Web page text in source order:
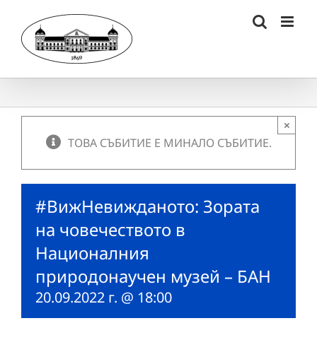
content
ТОВА СЪБИТИЕ Е МИНАЛО СЪБИТИЕ.
×
#ВижНевижданото: Зората
на човечеството в
Националния
природонаучен музей – БАН
20.09.2022 г. @ 18:00